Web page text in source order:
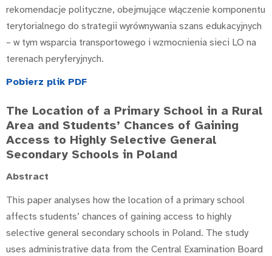
rekomendacje polityczne, obejmujące włączenie komponentu
terytorialnego do strategii wyrównywania szans edukacyjnych
– w tym wsparcia transportowego i wzmocnienia sieci LO na
terenach peryferyjnych.
Pobierz plik PDF
The Location of a Primary School in a Rural
Area and Students’ Chances of Gaining
Access to Highly Selective General
Secondary Schools in Poland
Abstract
This paper analyses how the location of a primary school
affects students’ chances of gaining access to highly
selective general secondary schools in Poland. The study
uses administrative data from the Central Examination Board